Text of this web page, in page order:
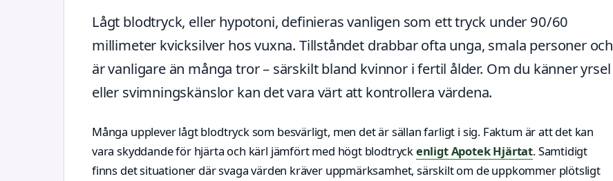
Lågt blodtryck, eller hypotoni, definieras vanligen som ett tryck under 90/60
millimeter kvicksilver hos vuxna. Tillståndet drabbar ofta unga, smala personer och
är vanligare än många tror – särskilt bland kvinnor i fertil ålder. Om du känner yrsel
eller svimningskänslor kan det vara värt att kontrollera värdena.
Många upplever lågt blodtryck som besvärligt, men det är sällan farligt i sig. Faktum är att det kan
vara skyddande för hjärta och kärl jämfört med högt blodtryckenligt Apotek Hjärtat. Samtidigt
finns det situationer där svaga värden kräver uppmärksamhet, särskilt om de uppkommer plötsligt